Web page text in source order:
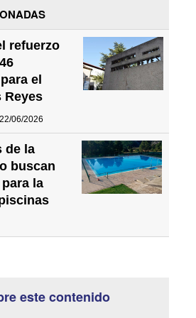
refuerzo
el
Reyes
06/2026
de la
buscan
la
este contenido